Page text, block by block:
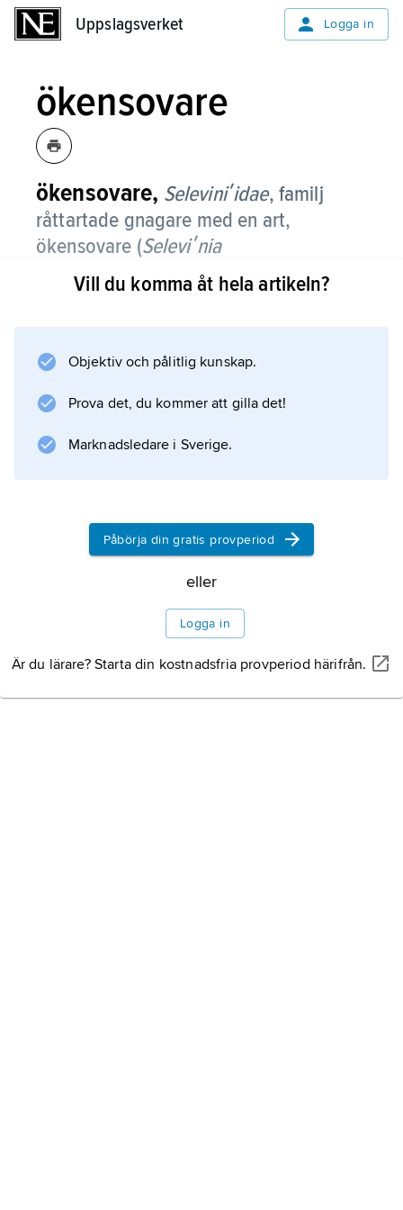
Uppslagsverket Logga in
ökensovare
ökensovare, Seleviniʹidae, familj
råttartade gnagare med en art,
ökensovare (Seleviʹnia
betpakdalaeʹnsis
) i öknar väster och
norr om Balchasjsjön i östra Kazakstan.
svans därtill. Den har mycket tät, grå päls med
livnär sig av ryggradslösa djur. Vid
temperaturer under 5 °C går den i dvala.
Information om artikeln
Vill du komma åt hela artikeln?
Objektiv och pålitlig kunskap.
Prova det, du kommer att gilla det!
Marknadsledare i Sverige.
Påbörja din gratis provperiod
eller
Logga in
Är du lärare? Starta din kostnadsfria provperiod härifrån.